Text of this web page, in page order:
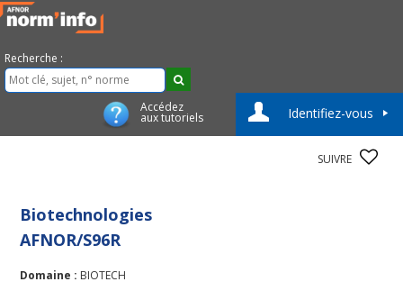
Recherche :
Accédez
aux tutoriels Identifiez-vous
SUIVRE
Biotechnologies
AFNOR/S96R
Domaine : BIOTECH